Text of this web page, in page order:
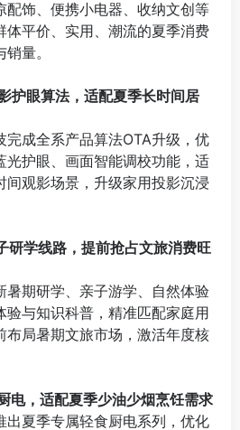
配饰、便携小电器、收纳文创等
体平价、实用、潮流的夏季消费
量。
护眼算法，适配夏季长时间居
完成全系产品算法OTA升级，优
光护眼、画面智能调校功能，适
间观影场景，升级家用投影沉浸
研学线路，提前抢占文旅消费旺
暑期研学、亲子游学、自然体验
验与知识科普，精准匹配家庭用
布局暑期文旅市场，激活年度核
电，适配夏季少油少烟烹饪需求
出夏季专属轻食厨电系列，优化